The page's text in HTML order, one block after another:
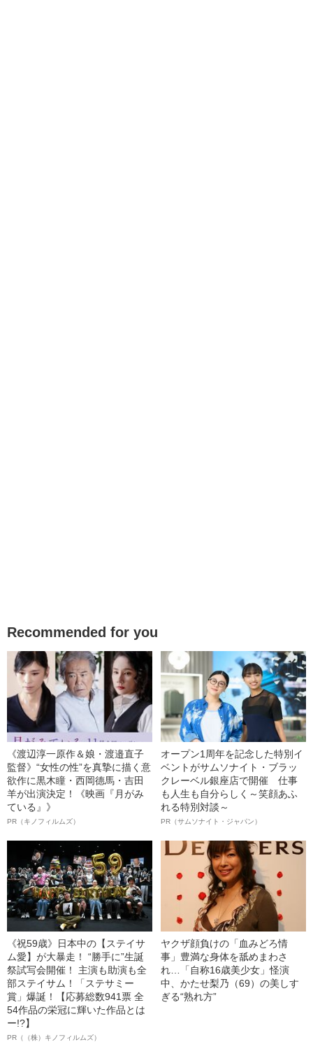
Recommended for you
《渡辺淳一原作＆娘・渡邉直子
監督》“女性の性”を真摯に描く意
欲作に黒木瞳・西岡德馬・吉田
羊が出演決定！《映画『月がみ
ている』》
PR（キノフィルムズ）
オープン1周年を記念した特別イ
ベントがサムソナイト・ブラッ
クレーベル銀座店で開催 仕事
も人生も自分らしく～笑顔あふ
れる特別対談～
PR（サムソナイト・ジャパン）
《祝59歳》日本中の【ステイサ
ム愛】が大暴走！ “勝手に”生誕
祭試写会開催！ 主演も助演も全
部ステイサム！「ステサミー
賞」爆誕！【応募総数941票 全
54作品の栄冠に輝いた作品とは
ー!?】
PR（（株）キノフィルムズ）
ヤクザ顔負けの「血みどろ情
事」豊満な身体を舐めまわさ
れ…「自称16歳美少女」怪演
中、かたせ梨乃（69）の美しす
ぎる“熟れ方”